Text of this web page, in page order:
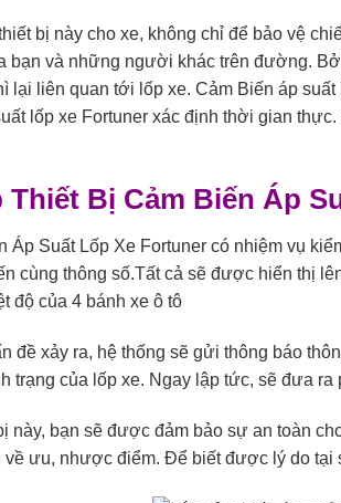
bị này cho xe, không chỉ để bảo vệ
bạn và những người khác trên đường.
lại liên quan tới lốp xe. Cảm Biến áp
lốp xe Fortuner xác định thời gian
Thiết Bị Cảm Biến Áp
Áp Suất Lốp Xe Fortuner có nhiệm vụ
cùng thông số.Tất cả sẽ được hiển thị
độ của 4 bánh xe ô tô
đề xảy ra, hệ thống sẽ gửi thông báo
trạng của lốp xe. Ngay lập tức, sẽ đưa
này, bạn sẽ được đảm bảo sự an toàn
về ưu, nhược điểm. Để biết được lý do tại